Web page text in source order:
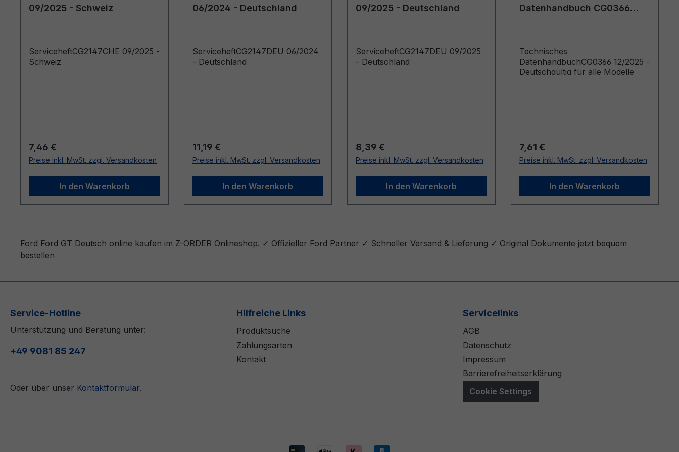
09/2025 - Schweiz
ServiceheftCG2147CHE 09/2025 -
Schweiz
Regulärer Preis:
7,46 €
Preise inkl. MwSt. zzgl. Versandkosten
In den Warenkorb
06/2024 - Deutschland
ServiceheftCG2147DEU 06/2024
- Deutschland
Regulärer Preis:
11,19 €
Preise inkl. MwSt. zzgl. Versandkosten
In den Warenkorb
09/2025 - Deutschland
ServiceheftCG2147DEU 09/2025
- Deutschland
Regulärer Preis:
8,39 €
Preise inkl. MwSt. zzgl. Versandkosten
In den Warenkorb
Datenhandbuch CG0366
Technisches
DatenhandbuchCG0366 12/2025 -
Deutschgültig für alle Modelle
Regulärer Preis:
7,61 €
Preise inkl. MwSt. zzgl. Versandkosten
In den Warenkorb
Ford Ford GT Deutsch online kaufen im Z-ORDER Onlineshop. ✓ Offizieller Ford Partner ✓ Schneller Versand & Lieferung ✓ Original Dokumente jetzt bequem
bestellen
Service-Hotline
Unterstützung und Beratung unter:
+49 9081 85 247
Oder über unser Kontaktformular.
Hilfreiche Links
Produktsuche
Zahlungsarten
Kontakt
Servicelinks
AGB
Datenschutz
Impressum
Barrierefreiheitserklärung
Cookie Settings